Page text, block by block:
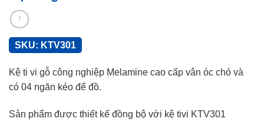
SKU: KTV301
Kệ ti vi gỗ công nghiệp Melamine cao cấp vân óc chó và
có 04 ngăn kéo để đồ.
Sản phẩm được thiết kế đồng bộ với kệ tivi KTV301